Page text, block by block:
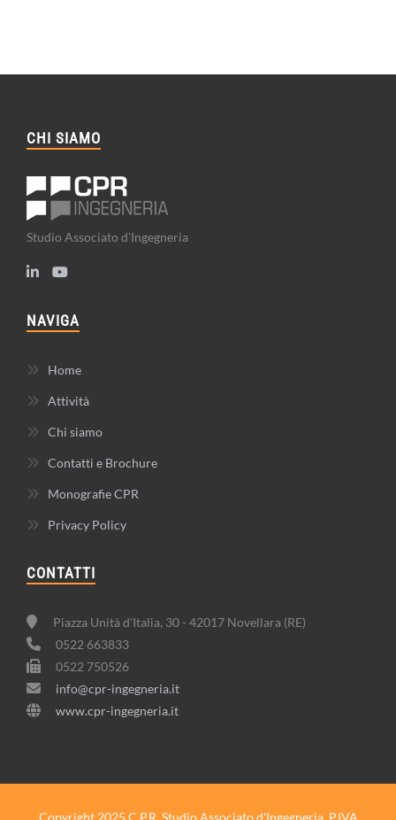
CHI SIAMO
Studio Associato d'Ingegneria
NAVIGA
Home
Attività
Chi siamo
Contatti e Brochure
Monografie CPR
Privacy Policy
CONTATTI
Piazza Unità d'Italia, 30 - 42017 Novellara (RE)
0522 663833
0522 750526
info@cpr-ingegneria.it
www.cpr-ingegneria.it
Copyright 2025 C.P.R. Studio Associato d'Ingegneria. P.IVA